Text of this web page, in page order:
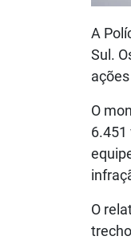
A
Sul.
O
6.451
O